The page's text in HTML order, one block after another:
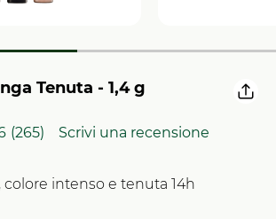
Tenuta - 1,4 g
Leggi
Stesso
(265) Scrivi una recensione
intenso e tenuta 14h